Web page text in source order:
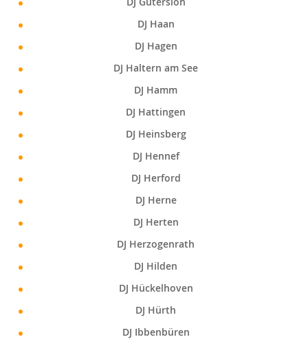
DJ Haan
DJ Hagen
DJ Haltern am See
DJ Hamm
DJ Hattingen
DJ Heinsberg
DJ Hennef
DJ Herford
DJ Herne
DJ Herten
DJ Herzogenrath
DJ Hilden
DJ Hückelhoven
DJ Hürth
DJ Ibbenbüren